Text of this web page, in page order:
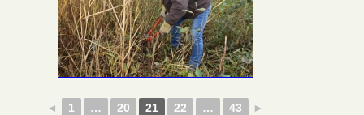
◄ 1 … 20 21 22 … 43 ►